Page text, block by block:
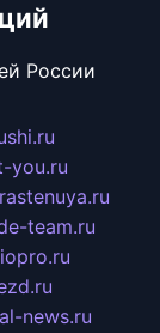
России
you.ru
rastenuya.ru
team.ru
news.ru